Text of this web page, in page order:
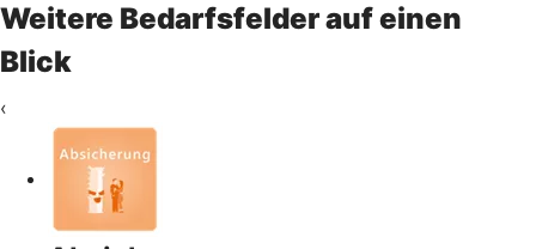
Weitere Bedarfsfelder auf einen
Blick
‹